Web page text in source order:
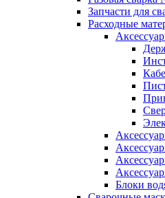
Запчасти для
Расходные
Блоки